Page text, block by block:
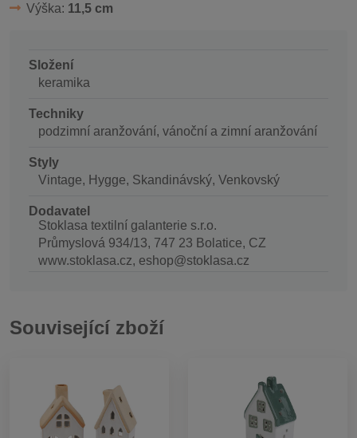
Výška: 11,5 cm
Složení
keramika
Techniky
podzimní aranžování, vánoční a zimní aranžování
Styly
Vintage, Hygge, Skandinávský, Venkovský
Dodavatel
Stoklasa textilní galanterie s.r.o.
Průmyslová 934/13, 747 23 Bolatice, CZ
www.stoklasa.cz, eshop@stoklasa.cz
Související zboží